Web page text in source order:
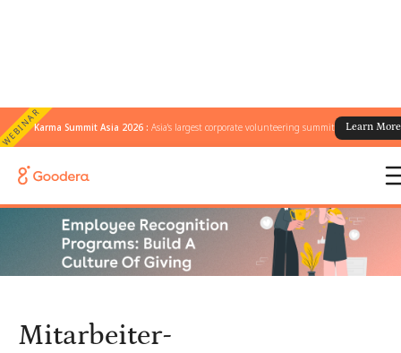
WEBINARKarma Summit Asia 2026 :Asia's largest corporate volunteering summit Learn More
← Alle Blogs/
Arbeitsumfelds
Mitarbeiter-